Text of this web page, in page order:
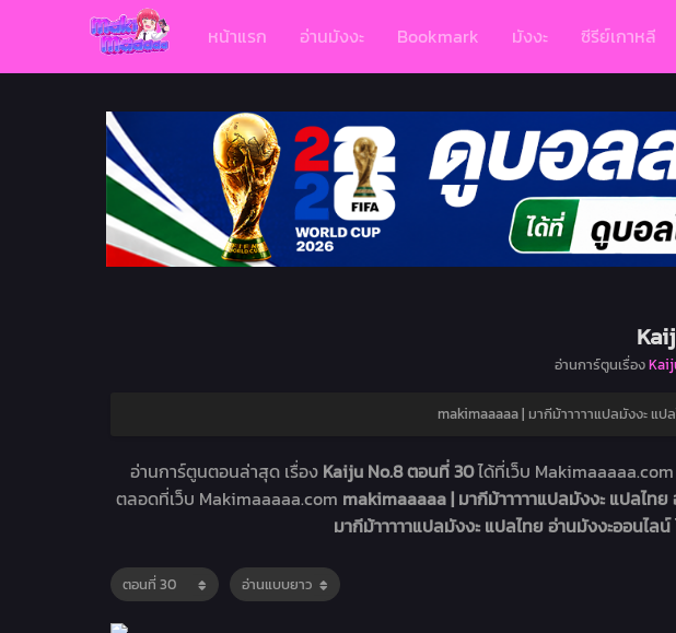
หน้าแรก อ่านมังงะ Bookmark มังงะ ซีรีย์เกาหลี
อ่านการ์ตูนเรื่อง
makimaaaaa | มากีม้าาาาาแปลมังงะ แป
อ่านการ์ตูนตอนล่าสุด เรื่อง Kaiju No.8 ตอนที่ 30ได้ที่เว็บ Makimaaaaa.com
ตลอดที่เว็บ Makimaaaaa.com makimaaaaa | มากีม้าาาาาแปลมังงะ แปลไทย
มากีม้าาาาาแปลมังงะ แปลไทย อ่านมังงะออนไลน์